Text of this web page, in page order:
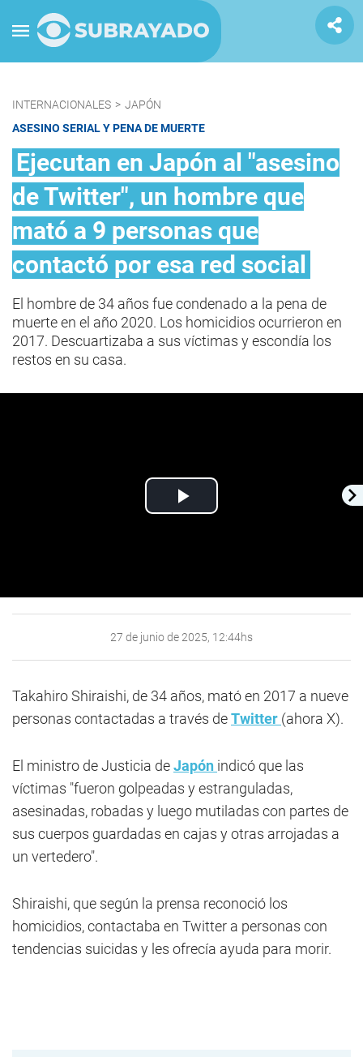
INTERNACIONALES > JAPÓN
ASESINO SERIAL Y PENA DE MUERTE
Ejecutan en Japón al "asesino
de Twitter", un hombre que
mató a 9 personas que
contactó por esa red social
El hombre de 34 años fue condenado a la pena de
muerte en el año 2020. Los homicidios ocurrieron en
2017. Descuartizaba a sus víctimas y escondía los
restos en su casa.
Play
27 de junio de 2025, 12:44hs
Takahiro Shiraishi, de 34 años, mató en 2017 a nueve
personas contactadas a través deTwitter (ahora X).
El ministro de Justicia deJapón indicó que las
víctimas "fueron golpeadas y estranguladas,
asesinadas, robadas y luego mutiladas con partes de
sus cuerpos guardadas en cajas y otras arrojadas a
un vertedero".
Shiraishi, que según la prensa reconoció los
homicidios, contactaba en Twitter a personas con
tendencias suicidas y les ofrecía ayuda para morir.